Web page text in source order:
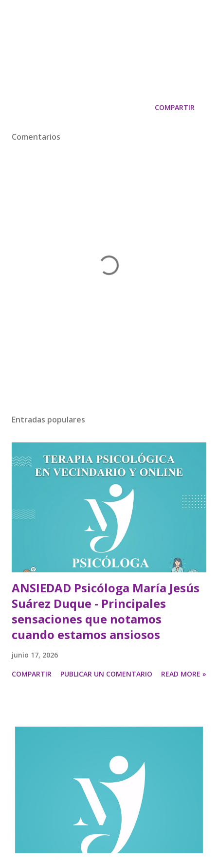
COMPARTIR
Comentarios
Entradas populares
ANSIEDAD Psicóloga María Jesús
Suárez Duque - Principales
sensaciones que notamos
cuando estamos ansiosos
junio 17, 2026
COMPARTIR PUBLICAR UN COMENTARIO READ MORE »